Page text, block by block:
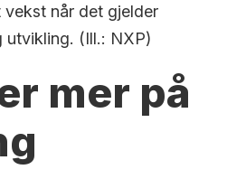
når det gjelder
utvikling. (Ill.: NXP)
mer på